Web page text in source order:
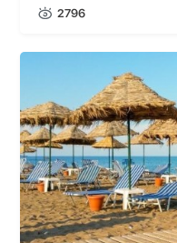
2796